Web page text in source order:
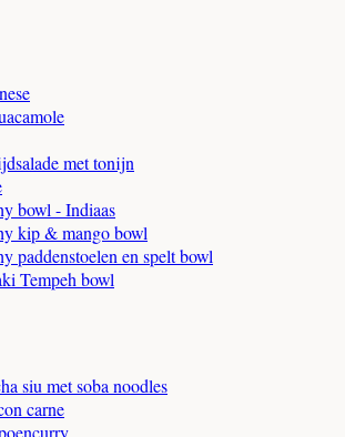
met tonijn
bowl - Indiaas
kip & mango bowl
paddenstoelen en spelt bowl
Tempeh bowl
siu met soba noodles
carne